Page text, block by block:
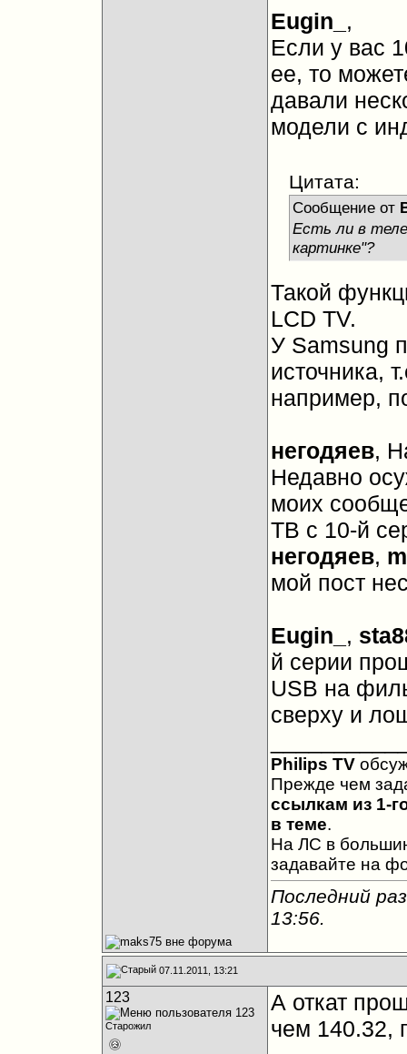
Eugin_ ,
Если у вас
ее, то
давали
модели с
Цитата:
Сообщение от
Есть ли в
картинке"?
Такой
LCD TV.
У Samsung
источника,
например,
негодяев,
Недавно
моих
ТВ с 10-й
негодяев,
мой пост
Eugin_ ,
й серии
USB на
сверху и
Philips TV
Прежде чем
ссылкам из 1-
в теме.
На ЛС в
задавайте на
Последний
13:56.
07.11.2011, 13:21
123
Старожил
А откат
чем 140.32,